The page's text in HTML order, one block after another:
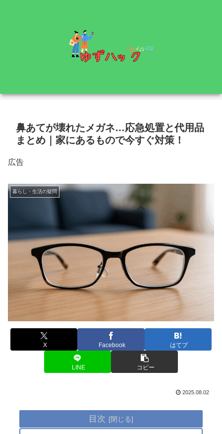
鼻あてが壊れたメガネ…応急処置と代用品
まとめ｜家にあるもので今すぐ対策！
広告
暮らし・生活の疑問
X Facebook はてブ
LINE コピー
2025.08.02
目次